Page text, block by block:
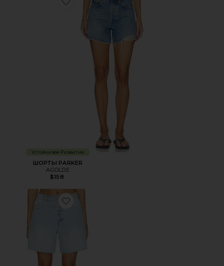
Favorite ШОРТЫ PARKER
Устойчивое Развитие
ШОРТЫ PARKER
AGOLDE
$158
Favorite ШОРТЫ 90'S